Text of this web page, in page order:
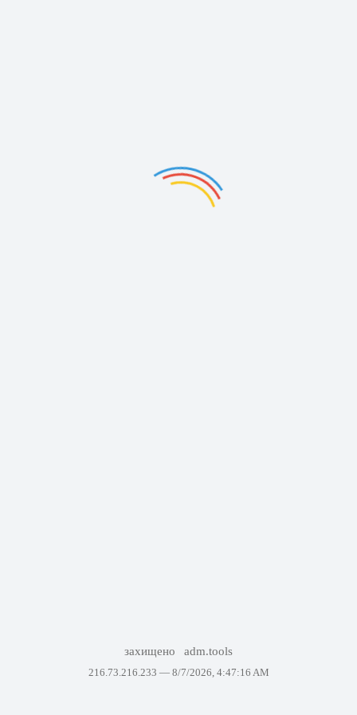
захищено adm.tools
216.73.216.233 — 8/7/2026, 4:47:16 AM